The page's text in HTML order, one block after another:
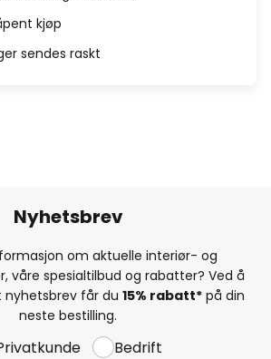
kjøp
sendes raskt
Nyhetsbrev
om aktuelle interiør- og
våre spesialtilbud og rabatter? Ved å
får du 15% rabatt* på din
neste bestilling.
Bedrift